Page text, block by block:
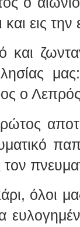
και εις
και
ο
τον
όλοι